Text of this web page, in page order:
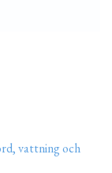
vattning och